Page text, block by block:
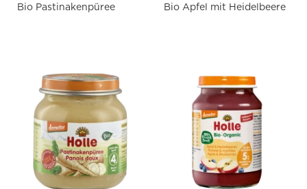
Bio Pastinakenpüree
Bio Apfel mit Heidelbeere